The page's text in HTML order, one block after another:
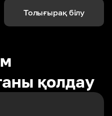
Толығырақ білу
қолдау